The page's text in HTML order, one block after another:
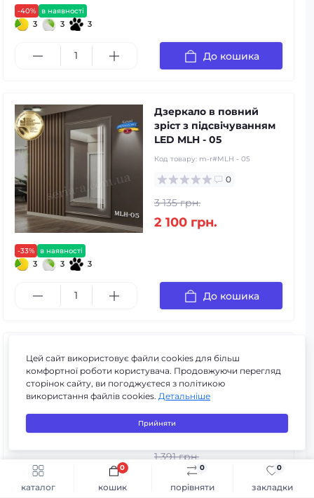
каталог порівняти
0
закладки
0
кошик
0
Швидке замовлення До кошика
-40% в наявності
3 3 3
До кошика
-33% в наявності
3 3 3
Дзеркало в повний
зріст з підсвічуванням
LED MLH - 05
Код товару: m-r#MLH - 05
0
3 135 грн.
2 100 грн.
До кошика
--2% в наявності
"Фіджі" (Крафт/
Антрацит)
Код товару:m-t#Фиджи крафт/
антрацит
0
1 391 грн.
1 420 грн.
Цей сайт використовує файли cookies для більш
комфортної роботи користувача. Продовжуючи перегляд
сторінок сайту, ви погоджуєтеся з політикою
використання файлів cookies. Детальніше
Прийняти